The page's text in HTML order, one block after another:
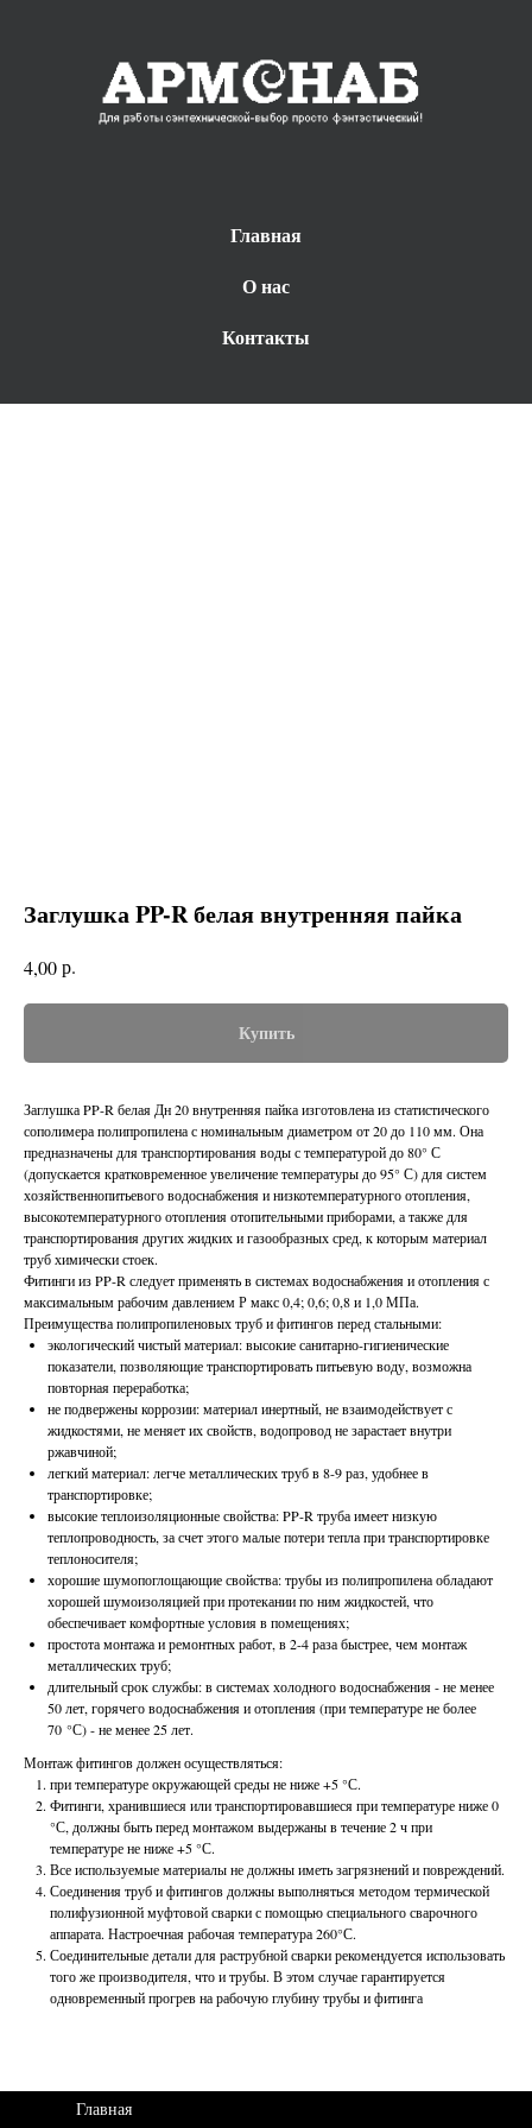
Главная
О нас
Контакты
Заглушка PP-R белая внутренняя пайка
4,00р.
Купить
Заглушка PP-R белая Дн 20 внутренняя пайка изготовлена из статистического
сополимера полипропилена с номинальным диаметром от 20 до 110 мм. Она
предназначены для транспортирования воды с температурой до 80° С
(допускается кратковременное увеличение температуры до 95° С) для систем
хозяйственнопитьевого водоснабжения и низкотемпературного отопления,
высокотемпературного отопления отопительными приборами, а также для
транспортирования других жидких и газообразных сред, к которым материал
труб химически стоек.
Фитинги из PP-R следует применять в системах водоснабжения и отопления с
максимальным рабочим давлением Р макс 0,4; 0,6; 0,8 и 1,0 МПа.
Преимущества полипропиленовых труб и фитингов перед стальными:
экологический чистый материал: высокие санитарно-гигиенические
показатели, позволяющие транспортировать питьевую воду, возможна
повторная переработка;
не подвержены коррозии: материал инертный, не взаимодействует с
жидкостями, не меняет их свойств, водопровод не зарастает внутри
ржавчиной;
легкий материал: легче металлических труб в 8-9 раз, удобнее в
транспортировке;
высокие теплоизоляционные свойства: PP-R труба имеет низкую
теплопроводность, за счет этого малые потери тепла при транспортировке
теплоносителя;
хорошие шумопоглощающие свойства: трубы из полипропилена обладают
хорошей шумоизоляцией при протекании по ним жидкостей, что
обеспечивает комфортные условия в помещениях;
простота монтажа и ремонтных работ, в 2-4 раза быстрее, чем монтаж
металлических труб;
длительный срок службы: в системах холодного водоснабжения - не менее
50 лет, горячего водоснабжения и отопления (при температуре не более
70 °С) - не менее 25 лет.
Монтаж фитингов должен осуществляться:
при температуре окружающей среды не ниже +5 °С.
Фитинги, хранившиеся или транспортировавшиеся при температуре ниже 0
°С, должны быть перед монтажом выдержаны в течение 2 ч при
температуре не ниже +5 °С.
Все используемые материалы не должны иметь загрязнений и повреждений.
Соединения труб и фитингов должны выполняться методом термической
полифузионной муфтовой сварки с помощью специального сварочного
аппарата. Настроечная рабочая температура 260°С.
Соединительные детали для раструбной сварки рекомендуется использовать
того же производителя, что и трубы. В этом случае гарантируется
одновременный прогрев на рабочую глубину трубы и фитинга
Главная